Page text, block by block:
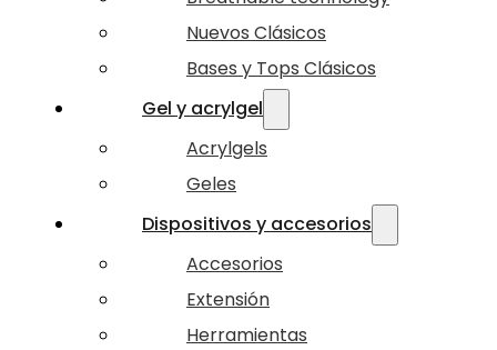
Nuevos Clásicos
Bases y Tops Clásicos
Gel y acrylgel
Acrylgels
Geles
Dispositivos y accesorios
Accesorios
Extensión
Herramientas